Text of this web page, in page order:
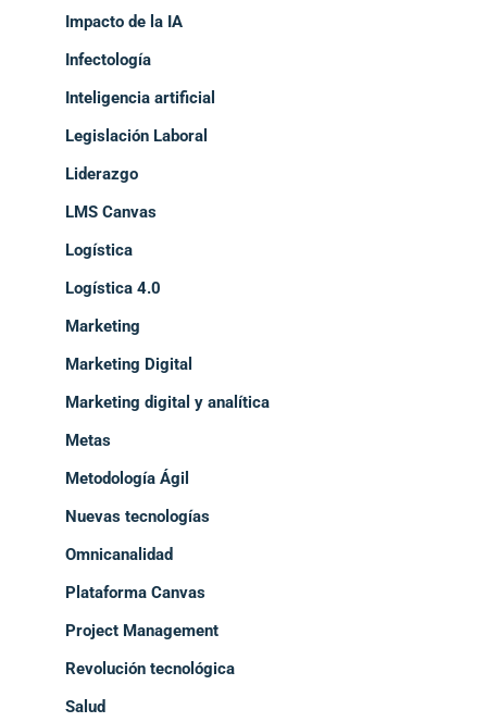
Impacto de la IA
Infectología
Inteligencia artificial
Legislación Laboral
Liderazgo
LMS Canvas
Logística
Logística 4.0
Marketing
Marketing Digital
Marketing digital y analítica
Metas
Metodología Ágil
Nuevas tecnologías
Omnicanalidad
Plataforma Canvas
Project Management
Revolución tecnológica
Salud